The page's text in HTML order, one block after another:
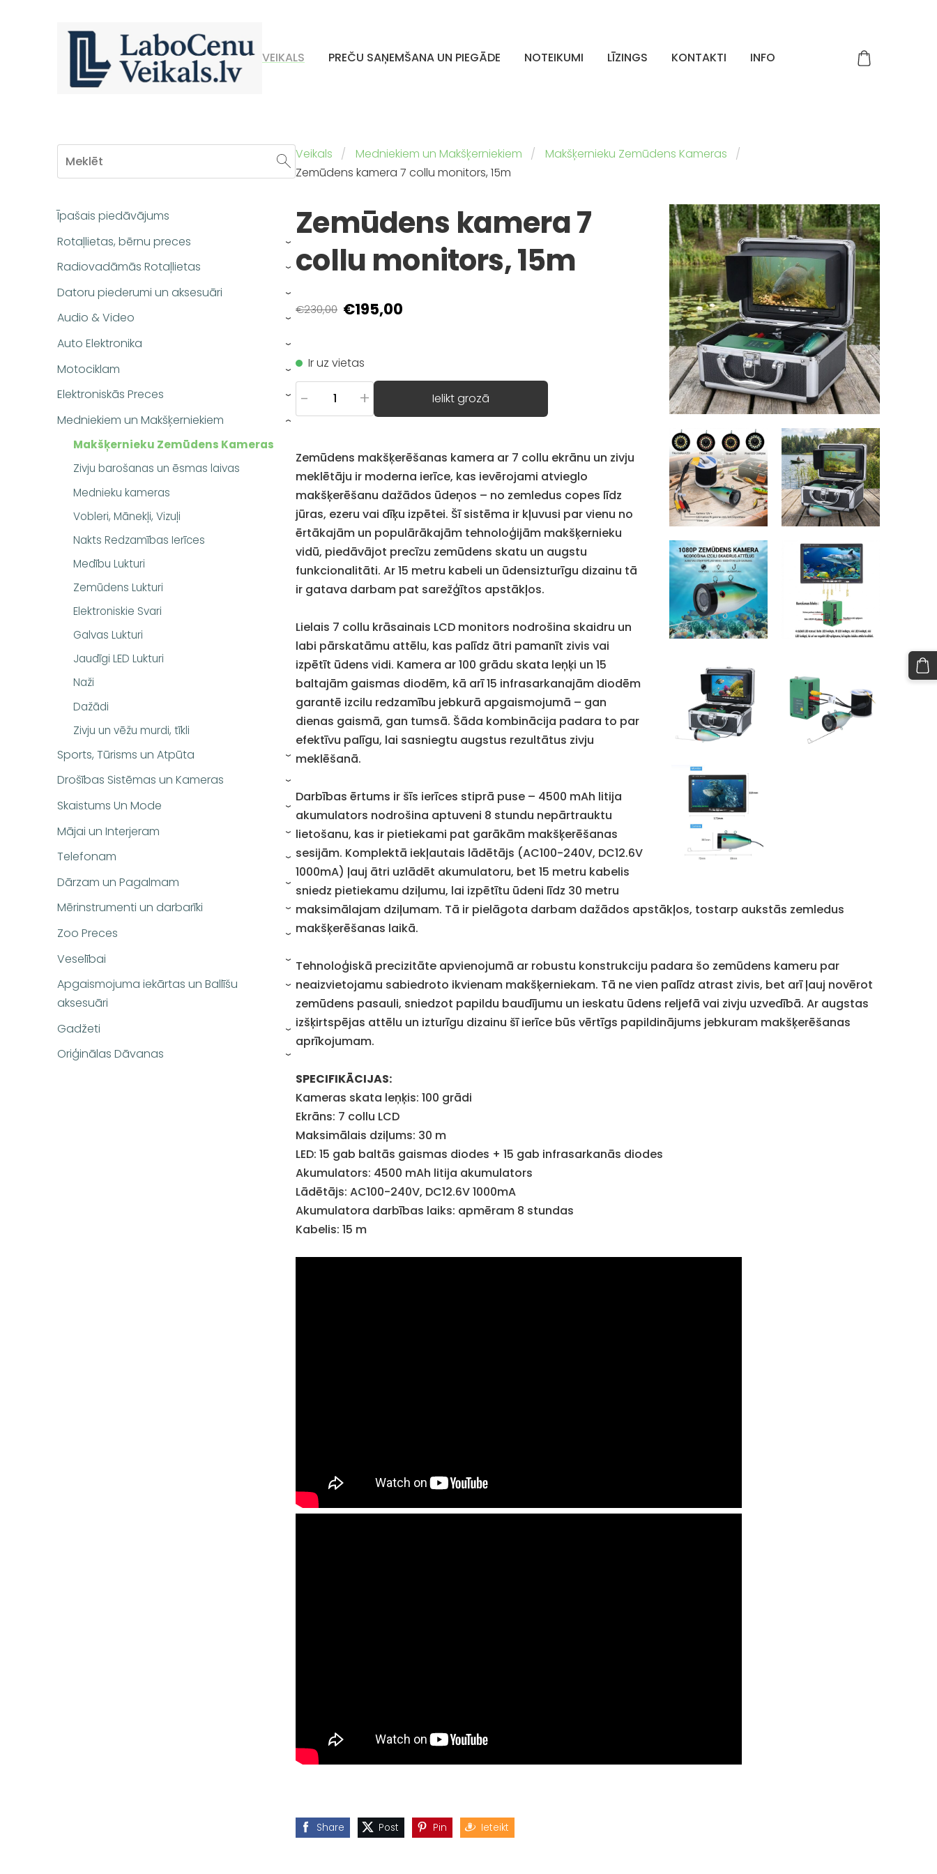
VEIKALS PREČU SAŅEMŠANA UN PIEGĀDE NOTEIKUMI LĪZINGS KONTAKTI INFO
Īpašais piedāvājums
Rotaļlietas, bērnu preces
›
Radiovadāmās Rotaļlietas ›
Datoru piederumi un aksesuāri ›
Audio & Video ›
Auto Elektronika ›
Motociklam ›
Elektroniskās Preces ›
Medniekiem un Makšķerniekiem
Makšķernieku Zemūdens Kameras
Zivju barošanas un ēsmas laivas
Mednieku kameras
Vobleri, Mānekļi, Vizuļi
Nakts Redzamības Ierīces
Medību Lukturi
Zemūdens Lukturi
Elektroniskie Svari
Galvas Lukturi
Jaudīgi LED Lukturi
Naži
Dažādi
Zivju un vēžu murdi, tīkli
›
Sports, Tūrisms un Atpūta ›
Drošības Sistēmas un Kameras ›
Skaistums Un Mode ›
Mājai un Interjeram ›
Telefonam ›
Dārzam un Pagalmam ›
Mērinstrumenti un darbarīki ›
Zoo Preces ›
Veselībai ›
Apgaismojuma iekārtas un Ballīšu
aksesuāri
›
Gadžeti ›
Oriģinālas Dāvanas ›
Veikals Medniekiem un Makšķerniekiem
Makšķernieku Zemūdens Kameras
Zemūdens kamera 7 collu monitors, 15m
Zemūdens kamera 7
collu monitors, 15m
€230,00 €195,00
Ir uz vietas
- + Ielikt grozā
Zemūdens makšķerēšanas kamera ar 7 collu ekrānu un zivju
meklētāju ir moderna ierīce, kas ievērojami atvieglo
makšķerēšanu dažādos ūdeņos – no zemledus copes līdz
jūras, ezeru vai dīķu izpētei. Šī sistēma ir kļuvusi par vienu no
ērtākajām un populārākajām tehnoloģijām makšķernieku
vidū, piedāvājot precīzu zemūdens skatu un augstu
funkcionalitāti. Ar 15 metru kabeli un ūdensizturīgu dizainu tā
ir gatava darbam pat sarežģītos apstākļos.
Lielais 7 collu krāsainais LCD monitors nodrošina skaidru un
labi pārskatāmu attēlu, kas palīdz ātri pamanīt zivis vai
izpētīt ūdens vidi. Kamera ar 100 grādu skata leņķi un 15
baltajām gaismas diodēm, kā arī 15 infrasarkanajām diodēm
garantē izcilu redzamību jebkurā apgaismojumā – gan
dienas gaismā, gan tumsā. Šāda kombinācija padara to par
efektīvu palīgu, lai sasniegtu augstus rezultātus zivju
meklēšanā.
Darbības ērtums ir šīs ierīces stiprā puse – 4500 mAh litija
akumulators nodrošina aptuveni 8 stundu nepārtrauktu
lietošanu, kas ir pietiekami pat garākām makšķerēšanas
sesijām. Komplektā iekļautais lādētājs (AC100-240V, DC12.6V
1000mA) ļauj ātri uzlādēt akumulatoru, bet 15 metru kabelis
sniedz pietiekamu dziļumu, lai izpētītu ūdeni līdz 30 metru
maksimālajam dziļumam. Tā ir pielāgota darbam dažādos apstākļos, tostarp aukstās zemledus
makšķerēšanas laikā.
Tehnoloģiskā precizitāte apvienojumā ar robustu konstrukciju padara šo zemūdens kameru par
neaizvietojamu sabiedroto ikvienam makšķerniekam. Tā ne vien palīdz atrast zivis, bet arī ļauj novērot
zemūdens pasauli, sniedzot papildu baudījumu un ieskatu ūdens reljefā vai zivju uzvedībā. Ar augstas
izšķirtspējas attēlu un izturīgu dizainu šī ierīce būs vērtīgs papildinājums jebkuram makšķerēšanas
aprīkojumam.
SPECIFIKĀCIJAS:
Kameras skata leņķis: 100 grādi
Ekrāns: 7 collu LCD
Maksimālais dziļums: 30 m
LED: 15 gab baltās gaismas diodes + 15 gab infrasarkanās diodes
Akumulators: 4500 mAh litija akumulators
Lādētājs: AC100-240V, DC12.6V 1000mA
Akumulatora darbības laiks: apmēram 8 stundas
Kabelis: 15 m
Share Post Pin Ieteikt